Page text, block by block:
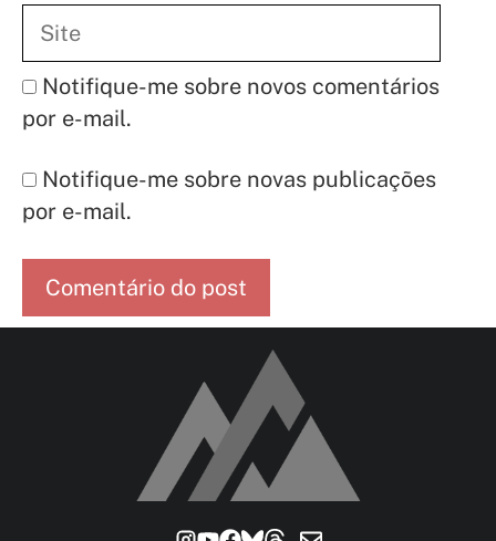
Notifique-me sobre novos comentários
por e-mail.
Notifique-me sobre novas publicações
por e-mail.